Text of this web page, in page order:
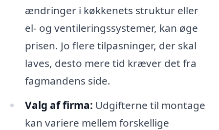
ændringer i køkkenets struktur eller
el- og ventileringssystemer, kan øge
prisen. Jo flere tilpasninger, der skal
laves, desto mere tid kræver det fra
fagmandens side.
Valg af firma: Udgifterne til montage
kan variere mellem forskellige